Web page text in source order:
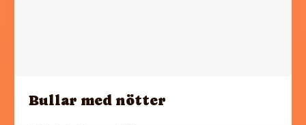
Bullar med nötter